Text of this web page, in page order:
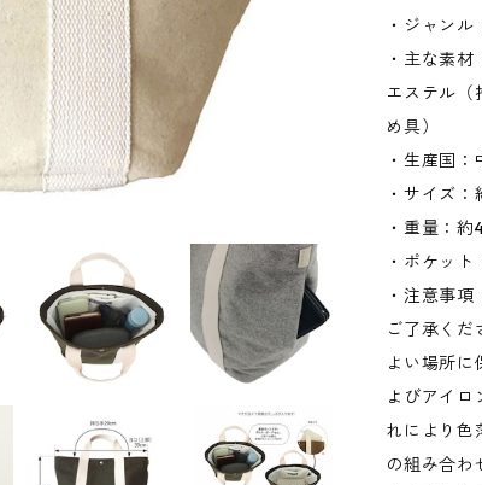
・ジャン
・主な素
エステル
め具）
・生産国：
・サイズ
・重量：
・ポケッ
・注意事
ご了承く
よい場所
よびアイ
れにより色
の組み合わ